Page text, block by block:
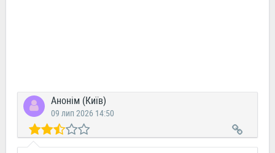
Анонім (Київ)
09 лип 2026 14:50